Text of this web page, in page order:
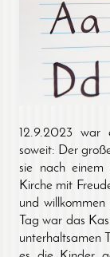
12.9.2023 war
soweit: Der
sie nach einem
Kirche mit
und
Tag war das
unterhaltsamen